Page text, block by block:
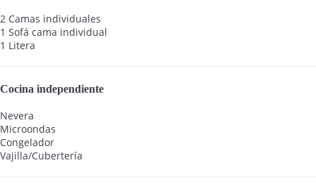
2 Camas individuales
1 Sofá cama individual
1 Litera
Cocina independiente
Nevera
Microondas
Congelador
Vajilla/Cubertería